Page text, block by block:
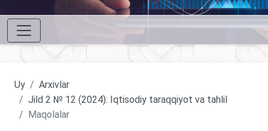
Uy
Arxivlar
Jild 2 № 12 (2024): Iqtisodiy taraqqiyot va tahlil
Maqolalar